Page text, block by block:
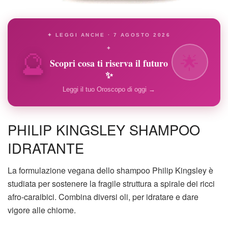
🔮
✦ LEGGI ANCHE · 7 AGOSTO 2026
✦
Scopri cosa ti riserva il futuro
✨
Leggi il tuo Oroscopo di oggi →
PHILIP KINGSLEY SHAMPOO
IDRATANTE
La formulazione vegana dello shampoo Philip Kingsley è
studiata per sostenere la fragile struttura a spirale dei ricci
afro-caraibici. Combina diversi oli, per idratare e dare
vigore alle chiome.